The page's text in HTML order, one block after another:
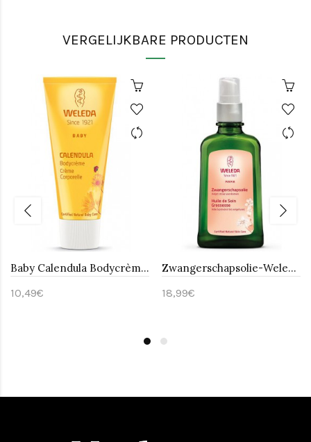
VERGELIJKBARE PRODUCTEN
Baby Calendula Bodycrème-Weleda 75 ml
10,49€
Zwangerschapsolie-Weleda-Zwanger 100 ml
18,99€